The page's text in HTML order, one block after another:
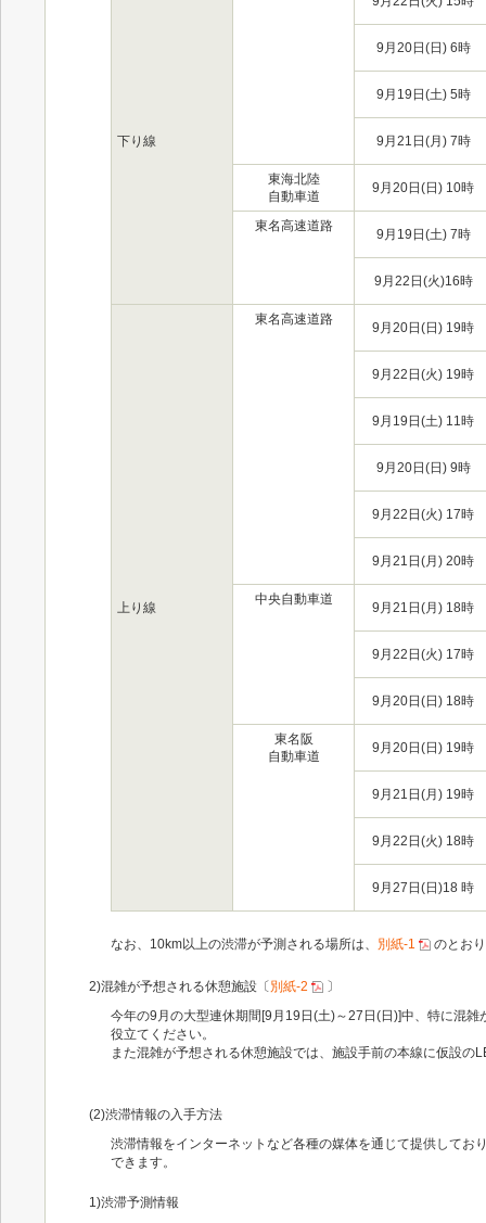
下り線
9月20日(日) 6時
9月19日(土) 5時
9月21日(月) 7時
東海北陸
自動車道
9月20日(日) 10時
東名高速道路
9月19日(土) 7時
9月22日(火)16時
上り線
東名高速道路
9月20日(日) 19時
9月22日(火) 19時
9月19日(土) 11時
9月20日(日) 9時
9月22日(火) 17時
9月21日(月) 20時
中央自動車道
9月21日(月) 18時
9月22日(火) 17時
9月20日(日) 18時
東名阪
自動車道
9月20日(日) 19時
9月21日(月) 19時
9月22日(火) 18時
9月27日(日)18 時
なお、10km以上の渋滞が予測される場所は、 別紙-1 のとお
2)混雑が予想される休憩施設〔 別紙-2
〕
今年の9月の大型連休期間[9月19日(土)～27日(日)]中、特に混
役立てください。
また混雑が予想される休憩施設では、施設手前の本線に仮設
(2)渋滞情報の入手方法
渋滞情報をインターネットなど各種の媒体を通じて提供して
できます。
1)渋滞予測情報